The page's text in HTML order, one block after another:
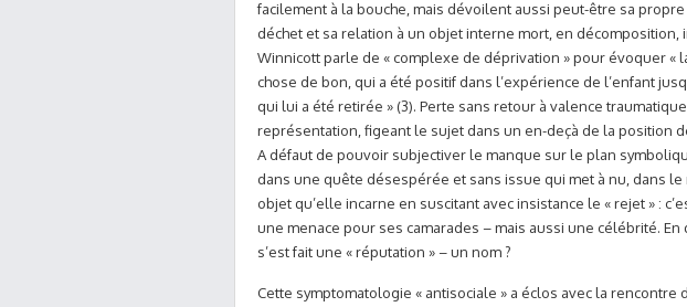
facilement à la bouche, mais dévoilent aussi peut-être sa
déchet et sa relation à un objet interne mort, en décomposition,
Winnicott parle de « complexe de déprivation » pour évoquer «
chose de bon, qui a été positif dans l’expérience de l’enfant
qui lui a été retirée » (3). Perte sans retour à valence
représentation, figeant le sujet dans un en-deçà de la position
A défaut de pouvoir subjectiver le manque sur le plan
dans une quête désespérée et sans issue qui met à nu, dans
objet qu’elle incarne en suscitant avec insistance le « rejet » :
une menace pour ses camarades – mais aussi une célébrité.
s’est fait une « réputation » – un nom ?
Cette symptomatologie « antisociale » a éclos avec la rencontre